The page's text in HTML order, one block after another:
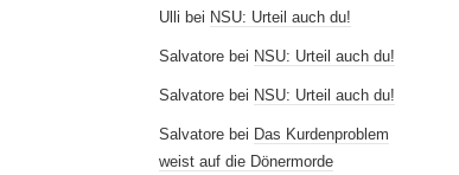
Ulli bei NSU: Urteil auch du!
Salvatore bei NSU: Urteil auch du!
Salvatore bei NSU: Urteil auch du!
Salvatore bei Das Kurdenproblem
weist auf die Dönermorde